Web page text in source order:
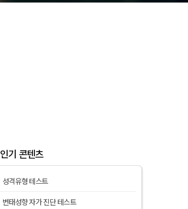
인기 콘텐츠
성격유형 테스트
변태성향 자가 진단 테스트